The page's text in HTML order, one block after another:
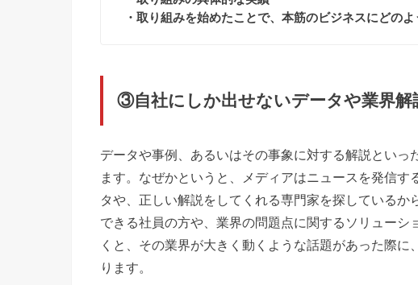
・取り組みを始めたことで、本筋のビジネスにどの
③自社にしか出せないデータや業界解
データや事例、あるいはその事象に対する解説とい
ます。なぜかというと、メディアはニュースを発信
タや、正しい解説をしてくれる専門家を探している
できる社員の方や、業界の問題点に関するソリュー
くと、その業界が大きく動くような話題があった際
ります。